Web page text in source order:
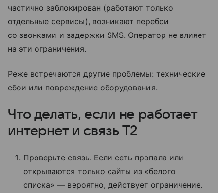
частично заблокирован (работают только
отдельные сервисы), возникают перебои
со звонками и задержки SMS. Оператор не влияет
на эти ограничения.
Реже встречаются другие проблемы: технические
сбои или повреждение оборудования.
Что делать, если не работает
интернет и связь T2
Проверьте связь. Если сеть пропала или
открываются только сайты из «белого
списка» — вероятно, действует ограничение.